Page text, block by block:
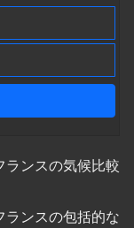
ランスの気候比較
ランスの包括的な